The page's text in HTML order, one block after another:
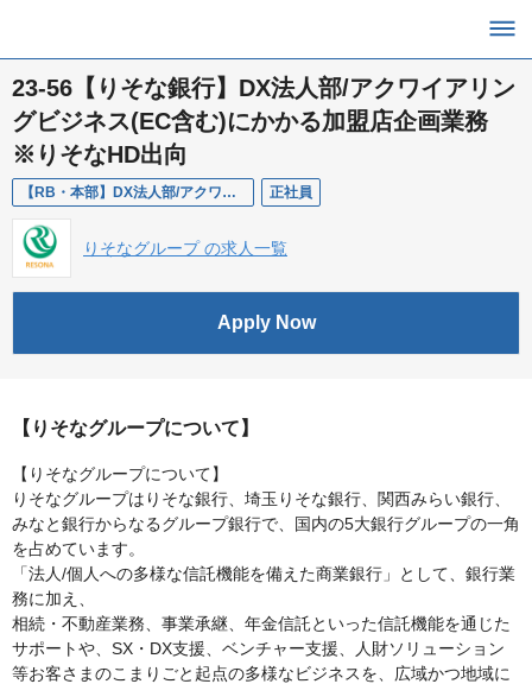
23-56【りそな銀行】DX法人部/アクワイアリン
グビジネス(EC含む)にかかる加盟店企画業務
※りそなHD出向
【RB・本部】DX法人部/アクワイアリングビジネス(EC含む)にかかる加盟店企画業務 正社員
りそなグループ の求人一覧
Apply Now
【りそなグループについて】
【りそなグループについて】
りそなグループはりそな銀行、埼玉りそな銀行、関西みらい銀行、
みなと銀行からなるグループ銀行で、国内の5大銀行グループの一角
を占めています。
「法人/個人への多様な信託機能を備えた商業銀行」として、銀行業
務に加え、
相続・不動産業務、事業承継、年金信託といった信託機能を通じた
サポートや、SX・DX支援、ベンチャー支援、人財ソリューション
等お客さまのこまりごと起点の多様なビジネスを、広域かつ地域に